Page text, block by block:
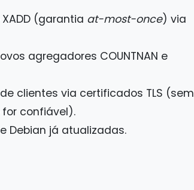
(garantia at-most-once) via
agregadores COUNTNAN e
clientes via certificados TLS (sem
confiável).
Debian já atualizadas.